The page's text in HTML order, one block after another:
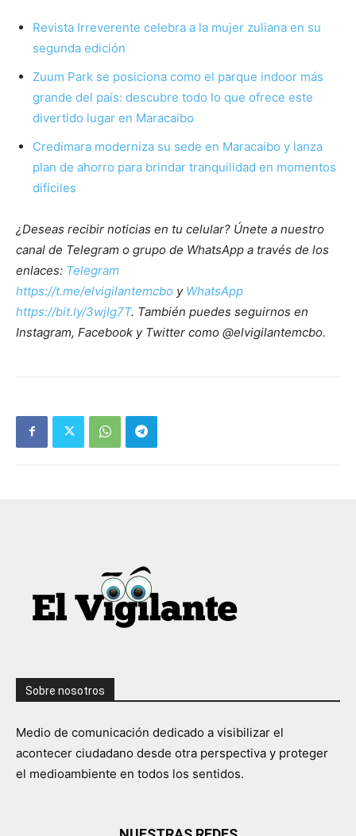
Revista Irreverente celebra a la mujer zuliana en su
segunda edición
Zuum Park se posiciona como el parque indoor más
grande del país: descubre todo lo que ofrece este
divertido lugar en Maracaibo
Credimara moderniza su sede en Maracaibo y lanza
plan de ahorro para brindar tranquilidad en momentos
difíciles
¿Deseas recibir noticias en tu celular? Únete a nuestro
canal de Telegram o grupo de WhatsApp a través de los
enlaces: Telegram
https://t.me/elvigilantemcbo y WhatsApp
https://bit.ly/3wjIg7T. También puedes seguirnos en
Instagram, Facebook y Twitter como @elvigilantemcbo.
Sobre nosotros
Medio de comunicación dedicado a visibilizar el
acontecer ciudadano desde otra perspectiva y proteger
el medioambiente en todos los sentidos.